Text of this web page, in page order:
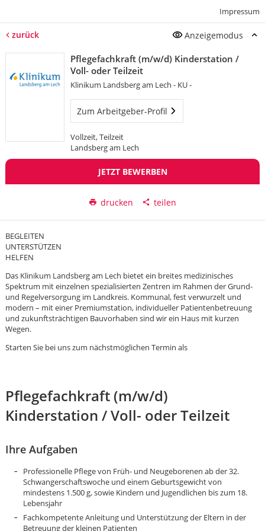
Impressum
zurück Anzeigemodus
Pflegefachkraft (m/w/d) Kinderstation /
Voll- oder Teilzeit
Klinikum Landsberg am Lech - KU -
Zum Arbeitgeber-Profil
Vollzeit, Teilzeit
Landsberg am Lech
JETZT BEWERBEN
drucken teilen
BEGLEITEN
UNTERSTÜTZEN
HELFEN
Das Klinikum Landsberg am Lech bietet ein breites medizinisches
Spektrum mit einzelnen spezialisierten Zentren im Rahmen der Grund-
und Regelversorgung im Landkreis. Kommunal, fest verwurzelt und
modern – mit einer Premiumstation, individueller Patientenbetreuung
und zukunftsträchtigen Bauvorhaben sind wir ein Haus mit kurzen
Wegen.
Starten Sie bei uns zum nächstmöglichen Termin als
Pflegefachkraft (m/w/d)
Kinderstation / Voll- oder Teilzeit
Ihre Aufgaben
Professionelle Pflege von Früh- und Neugeborenen ab der 32.
Schwangerschaftswoche und einem Geburtsgewicht von
mindestens 1.500 g, sowie Kindern und Jugendlichen bis zum 18.
Lebensjahr
Fachkompetente Anleitung und Unterstützung der Eltern in der
Betreuung der kleinen Patienten
Karte anzeigen